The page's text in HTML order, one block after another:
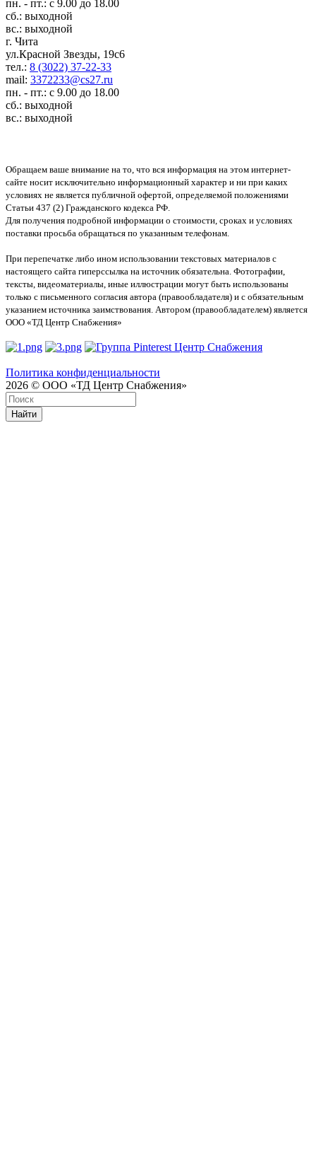
пн. - пт.: с 9.00 до 18.00
сб.: выходной
вс.: выходной
г. Чита
ул.Красной Звезды, 19с6
тел.: 8 (3022) 37-22-33
mail: 3372233@cs27.ru
пн. - пт.: с 9.00 до 18.00
сб.: выходной
вс.: выходной
Обращаем ваше внимание на то, что вся информация на этом интернет-
сайте носит исключительно информационный характер и ни при каких
условиях не является публичной офертой, определяемой положениями
Статьи 437 (2) Гражданского кодекса РФ.
Для получения подробной информации о стоимости, сроках и условиях
поставки просьба обращаться по указанным телефонам.
При перепечатке либо ином использовании текстовых материалов с
настоящего сайта гиперссылка на источник обязательна. Фотографии,
тексты, видеоматериалы, иные иллюстрации могут быть использованы
только с письменного согласия автора (правообладателя) и с обязательным
указанием источника заимствования. Автором (правообладателем) является
ООО «ТД Центр Снабжения»
Политика конфиденциальности
2026 © ООО «ТД Центр Снабжения»
Найти